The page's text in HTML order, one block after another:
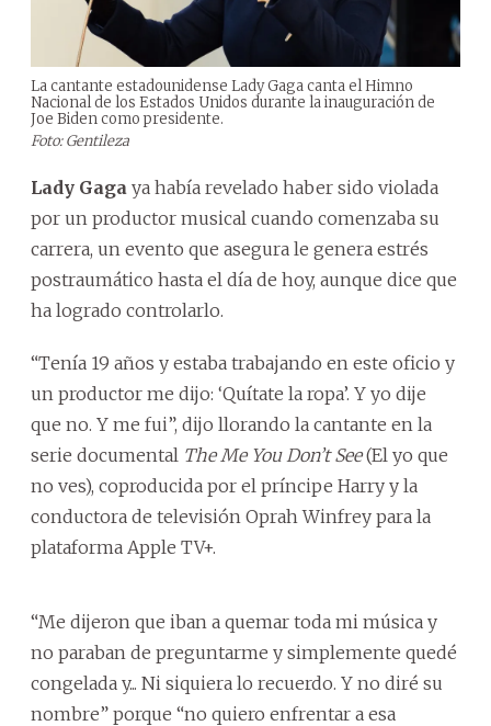
La cantante estadounidense Lady Gaga canta el Himno
Nacional de los Estados Unidos durante la inauguración de
Joe Biden como presidente.
Foto: Gentileza
Lady Gaga ya había revelado haber sido violada
por un productor musical cuando comenzaba su
carrera, un evento que asegura le genera estrés
postraumático hasta el día de hoy, aunque dice que
ha logrado controlarlo.
“Tenía 19 años y estaba trabajando en este oficio y
un productor me dijo: ‘Quítate la ropa’. Y yo dije
que no. Y me fui”, dijo llorando la cantante en la
serie documental The Me You Don’t See(El yo que
no ves), coproducida por el príncipe Harry y la
conductora de televisión Oprah Winfrey para la
plataforma Apple TV+.
“Me dijeron que iban a quemar toda mi música y
no paraban de preguntarme y simplemente quedé
congelada y... Ni siquiera lo recuerdo. Y no diré su
nombre” porque “no quiero enfrentar a esa